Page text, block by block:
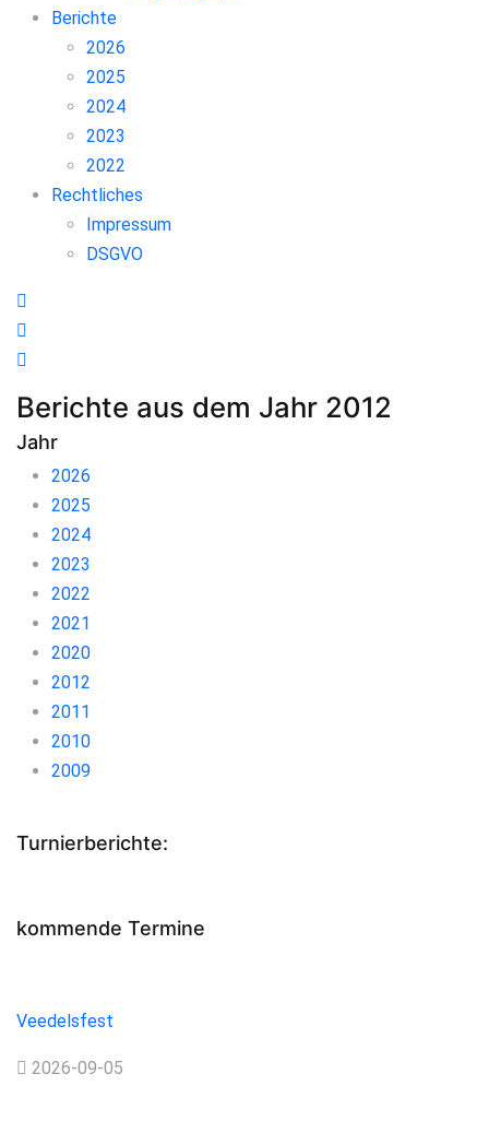
Berichte
2026
2025
2024
2023
2022
Rechtliches
Impressum
DSGVO
Berichte aus dem Jahr 2012
Jahr
2026
2025
2024
2023
2022
2021
2020
2012
2011
2010
2009
Turnierberichte:
kommende Termine
Veedelsfest
2026-09-05